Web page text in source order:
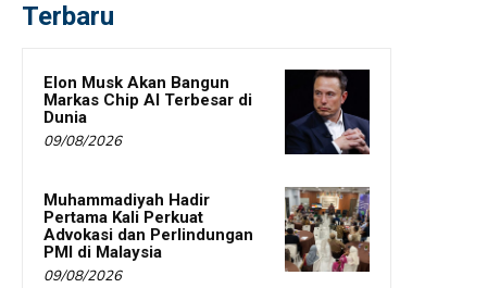
Terbaru
Elon Musk Akan Bangun
Markas Chip AI Terbesar di
Dunia
09/08/2026
Muhammadiyah Hadir
Pertama Kali Perkuat
Advokasi dan Perlindungan
PMI di Malaysia
09/08/2026